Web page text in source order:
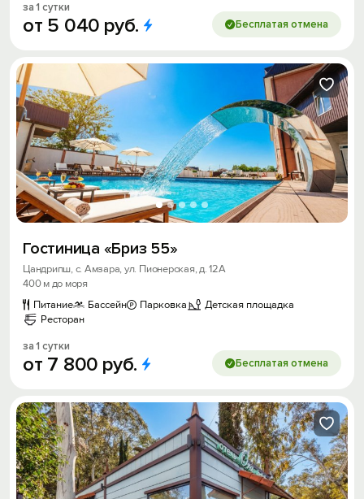
за 1 сутки
от 5 040 руб. Бесплатая отмена
Гостиница «Бриз 55»
Цандрипш, с. Амзара, ул. Пионерская, д. 12А
400 м до моря
Питание
Бассейн Парковка
Детская площадка
Ресторан
за 1 сутки
от 7 800 руб. Бесплатая отмена